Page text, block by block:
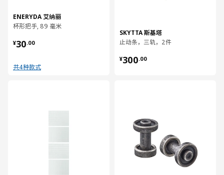
ENERYDA 艾纳丽
杯形把手, 89 毫米
¥30.00
¥ 30.00
共4种款式
SKYTTA 斯基塔
止动条，三轨，2件
¥300.00
¥ 300.00